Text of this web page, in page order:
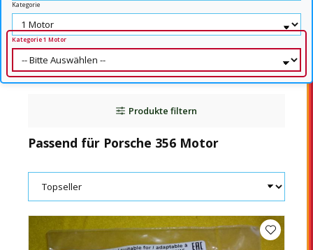
Kategorie
Kategorie 1 Motor
Produkte filtern
Passend für Porsche 356 Motor